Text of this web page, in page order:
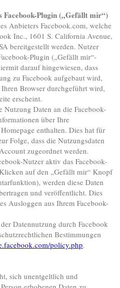
Plugin („Gefällt mir“)
Anbieters Facebook.com, welche
Inc., 1601 S. California Avenue,
bereitgestellt werden. Nutzer
Plugin („Gefällt mir“-
darauf hingewiesen, dass
zu Facebook aufgebaut wird,
Browser durchgeführt wird,
erscheint.
Nutzung Daten an die Facebook-
über Ihre
enthalten. Dies hat für
Folge, dass die Nutzungsdaten
zugeordnet werden.
Nutzer aktiv das Facebook-
auf den „Gefällt mir“ Knopf
werden diese Daten
und veröffentlicht. Dies
Ausloggen aus Ihrem Facebook-
Datennutzung durch Facebook
Bestimmungen
policy.php.
sich unentgeltlich und